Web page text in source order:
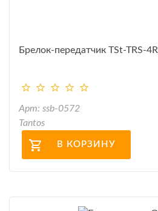
Брелок-передатчик TSt-TRS-4R
Арт: ssb-0572
Tantos
В КОРЗИНУ